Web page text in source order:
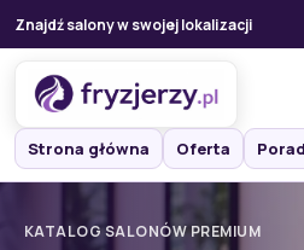
Znajdź salony w swojej lokalizacji
Strona główna Oferta
KATALOG SALONÓW PREMIUM